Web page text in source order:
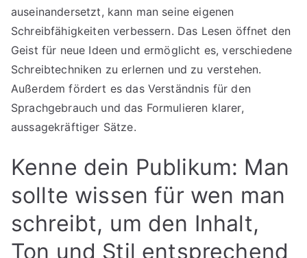
auseinandersetzt, kann man seine eigenen
Schreibfähigkeiten verbessern. Das Lesen öffnet den
Geist für neue Ideen und ermöglicht es, verschiedene
Schreibtechniken zu erlernen und zu verstehen.
Außerdem fördert es das Verständnis für den
Sprachgebrauch und das Formulieren klarer,
aussagekräftiger Sätze.
Kenne dein Publikum: Man
sollte wissen für wen man
schreibt, um den Inhalt,
Ton und Stil entsprechend